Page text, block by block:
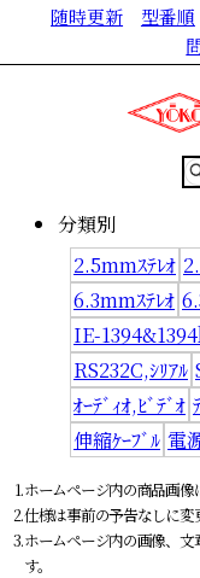
分類別
2.5mmｽﾃﾚｵ
6.3mmｽﾃﾚｵ
IE-
RS232C,ｼﾘｱﾙ
ｵｰﾃﾞｨｵ,ﾋﾞﾃﾞｵ
伸縮ｹｰﾌﾞﾙ 電
随時更新 型番順
ホームページ内の商品画
仕様は事前の予告なしに変
ホームページ内の画像、
す。